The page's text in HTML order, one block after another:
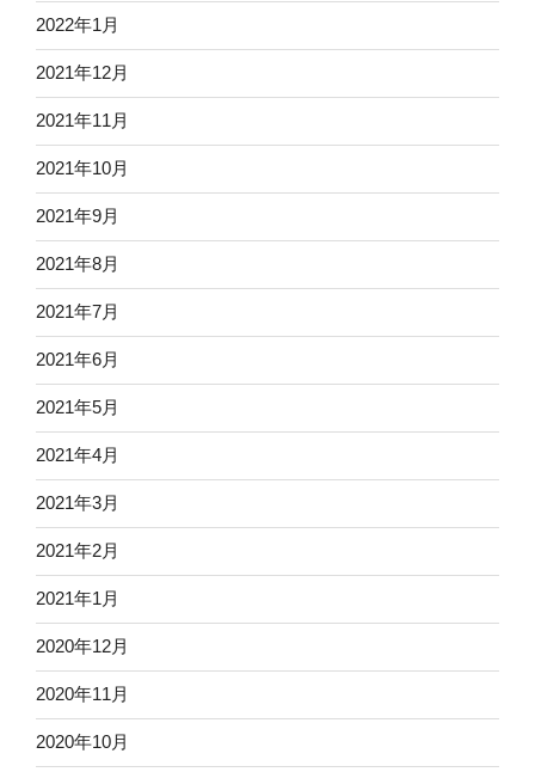
2022年1月
2021年12月
2021年11月
2021年10月
2021年9月
2021年8月
2021年7月
2021年6月
2021年5月
2021年4月
2021年3月
2021年2月
2021年1月
2020年12月
2020年11月
2020年10月